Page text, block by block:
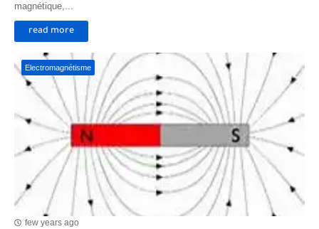
magnétique,...
read more
Electromagnétisme
few years ago